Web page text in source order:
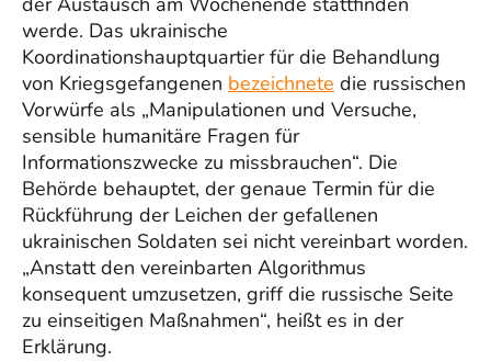
werde. Das ukrainische
Koordinationshauptquartier für die Behandlung
von Kriegsgefangenen bezeichnete die russischen
Vorwürfe als „Manipulationen und Versuche,
sensible humanitäre Fragen für
Informationszwecke zu missbrauchen“. Die
Behörde behauptet, der genaue Termin für die
Rückführung der Leichen der gefallenen
ukrainischen Soldaten sei nicht vereinbart worden.
„Anstatt den vereinbarten Algorithmus
konsequent umzusetzen, griff die russische Seite
zu einseitigen Maßnahmen“, heißt es in der
Erklärung.